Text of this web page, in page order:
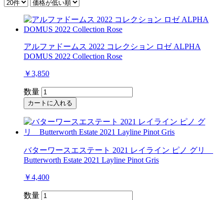
アルファドームス 2022 コレクション ロゼ ALPHA
DOMUS 2022 Collection Rose
￥3,850
数量
カートに入れる
バターワースエステート 2021 レイライン ピノ グリ
Butterworth Estate 2021 Layline Pinot Gris
￥4,400
数量